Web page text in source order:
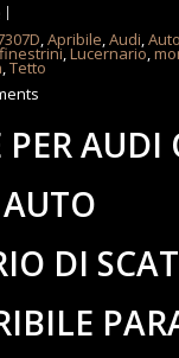
,Apribile,Audi,Auto
finestrini,Lucernario,
,Tetto
PER AUDI
DI